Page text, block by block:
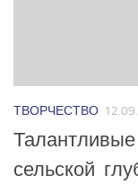
ТВОРЧЕСТВО
сельской